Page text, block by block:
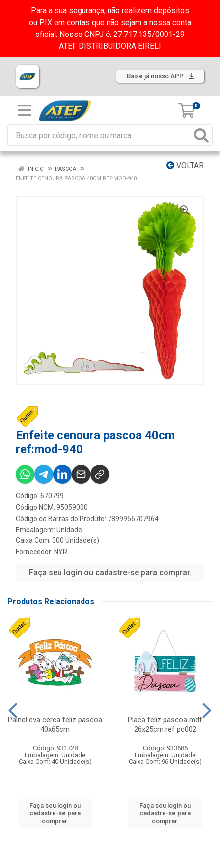
Para a sua segurança, não realizem depósitos
ou PIX em contas que não sejam a nossa conta
oficial. Nosso CNPJ é: 27.717.135/0001-29
ATEF DISTRIBUIDORA EIRELI
Baixe já nosso APP
0
VOLTAR
INÍCIO
PASCOA
ENFEITE CENOURA PASCOA 40CM REF:MOD-940
Enfeite cenoura pascoa 40cm
ref:mod-940
Código: 670799
Código NCM: 95059000
Código de Barras do Produto: 7899956707964
Embalagem: Unidade
Caixa Com: 300 Unidade(s)
Fornecedor: NYR
Faça seu login ou cadastre-se para comprar.
Produtos Relacionados
Painel eva cerca feliz pascoa
40x65cm
Código: 931728
Embalagem: Unidade
Caixa Com: 40 Unidade(s)
Faça seu login ou
cadastre-se para
comprar.
Placa feliz pascoa mdf
26x25cm ref pc002
Código: 933686
Embalagem: Unidade
Caixa Com: 96 Unidade(s)
Faça seu login ou
cadastre-se para
comprar.